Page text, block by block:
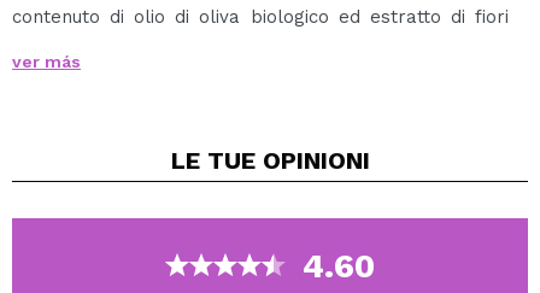
contenuto di olio di oliva biologico ed estratto di fiori
Le vitamine e i minerali presenti in questi componenti
98% natural origin of total.
ver más
LE TUE OPINIONI
4.60